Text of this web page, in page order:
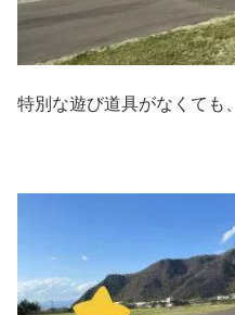
特別な遊び道具がなくても、